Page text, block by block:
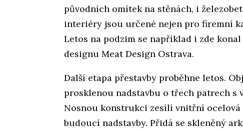
původních omítek na stěnách, i
interiéry jsou určené nejen pro firemní
Letos na podzim se například i zde
designu Meat Design Ostrava.
Další etapa přestavby proběhne letos.
prosklenou nadstavbu o třech patrech s
Nosnou konstrukci zesílí vnitřní
budoucí nadstavby. Přidá se skleněný